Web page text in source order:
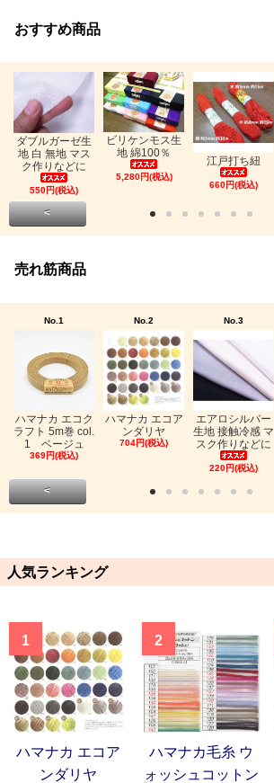
おすすめ商品
ダブルガーゼ生
地 白 無地 マス
ク作りなどに
550円(税込)
ビリケンモス生
地 綿100％
5,280円(税込)
江戸打ち紐
660円(税込)
<
売れ筋商品
No.1
ハマナカ エコク
ラフト 5m巻 col.
1 ベージュ
369円(税込)
No.2
ハマナカ エコア
ンダリヤ
704円(税込)
No.3
エアロシルバー
生地 接触冷感 マ
スク作りなどに
220円(税込)
<
人気ランキング
1
ハマナカ エコア
ンダリヤ
2
ハマナカ毛糸 ウ
ォッシュコットン